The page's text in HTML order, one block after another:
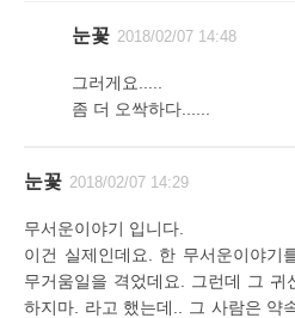
눈꽃 2018/02/07 14:48
그러게요.....
좀 더 오싹하다......
눈꽃 2018/02/07 14:29
무서운이야기 입니다.
이건 실제인데요. 한 무서운이야기
무거움일을 격었데요. 그런데 그
하지마. 라고 했는데.. 그 사람은 약